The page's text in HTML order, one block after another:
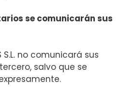
se comunicarán sus
S.L. no comunicará sus
salvo que se